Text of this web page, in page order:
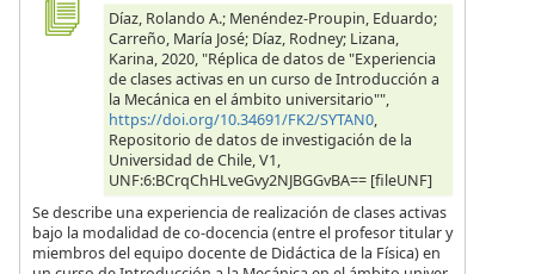
Díaz, Rolando A.; Menéndez-Proupin, Eduardo;
Carreño, María José; Díaz, Rodney; Lizana,
Karina, 2020, "Réplica de datos de "Experiencia
de clases activas en un curso de Introducción a
la Mecánica en el ámbito universitario"",
https://doi.org/10.34691/FK2/SYTAN0,
Repositorio de datos de investigación de la
Universidad de Chile, V1,
UNF:6:BCrqChHLveGvy2NJBGGvBA== [fileUNF]
Se describe una experiencia de realización de clases activas
bajo la modalidad de co-docencia (entre el profesor titular y
miembros del equipo docente de Didáctica de la Física) en